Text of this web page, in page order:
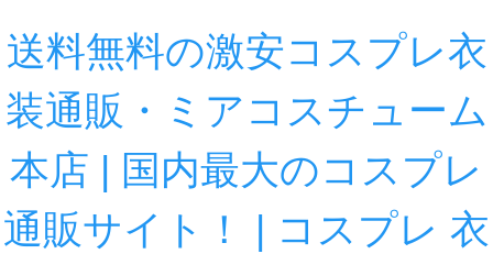
送料無料の激安コスプレ衣
装通販・ミアコスチューム
本店 | 国内最大のコスプレ
通販サイト！ | コスプレ 衣